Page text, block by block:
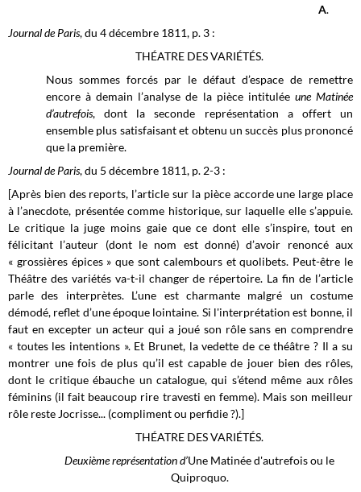
A.
Journal de Paris, du 4 décembre 1811, p. 3 :
THÉATRE DES VARIÉTÉS.
Nous sommes forcés par le défaut d’espace de remettre
encore à demain l’analyse de la pièce intitulée une Matinée
d’autrefois, dont la seconde représentation a offert un
ensemble plus satisfaisant et obtenu un succès plus prononcé
que la première.
Journal de Paris, du 5 décembre 1811, p. 2-3 :
[Après bien des reports, l’article sur la pièce accorde une large place
à l’anecdote, présentée comme historique, sur laquelle elle s’appuie.
Le critique la juge moins gaie que ce dont elle s’inspire, tout en
félicitant l’auteur (dont le nom est donné) d’avoir renoncé aux
« grossières épices » que sont calembours et quolibets. Peut-être le
Théâtre des variétés va-t-il changer de répertoire. La fin de l’article
parle des interprètes. L’une est charmante malgré un costume
démodé, reflet d’une époque lointaine. Si l'interprétation est bonne, il
faut en excepter un acteur qui a joué son rôle sans en comprendre
« toutes les intentions ». Et Brunet, la vedette de ce théâtre ? Il a su
montrer une fois de plus qu’il est capable de jouer bien des rôles,
dont le critique ébauche un catalogue, qui s’étend même aux rôles
féminins (il fait beaucoup rire travesti en femme). Mais son meilleur
rôle reste Jocrisse... (compliment ou perfidie ?).]
THÉATRE DES VARIÉTÉS.
Deuxième représentation d’Une Matinée d'autrefois ou le
Quiproquo.